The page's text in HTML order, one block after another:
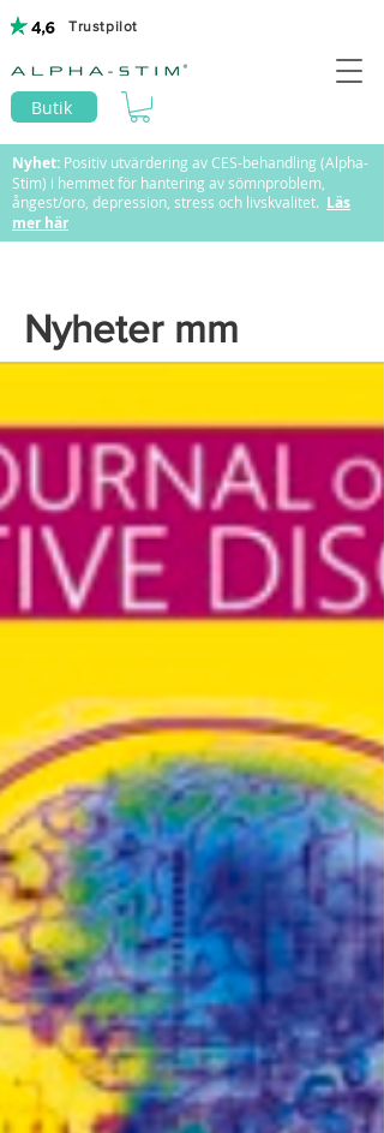
Butik
Nyhet: Positiv utvärdering av CES-behandling (Alpha-
Stim) i hemmet för hantering av sömnproblem,
ångest/oro, depression, stress och livskvalitet. Läs
mer här
Trustpilot
Nyheter mm